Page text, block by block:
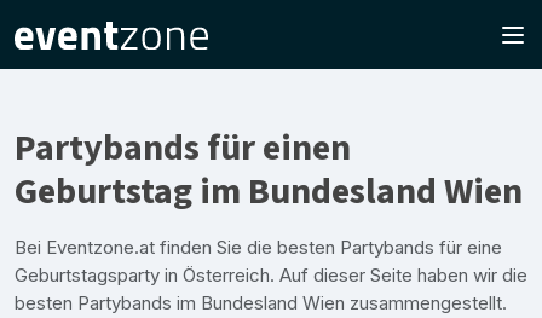
Partybands für einen
Geburtstag im Bundesland Wien
Bei Eventzone.at finden Sie die besten Partybands für eine
Geburtstagsparty in Österreich. Auf dieser Seite haben wir die
besten Partybands im Bundesland Wien zusammengestellt.